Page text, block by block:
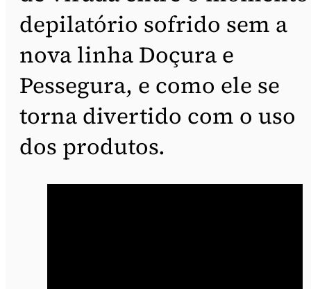
depilatório sofrido sem a
nova linha Doçura e
Pessegura, e como ele se
torna divertido com o uso
dos produtos.